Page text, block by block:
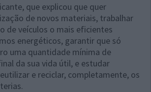
que explicou que quer
de novos materiais, trabalhar
de veículos o mais eficientes
energéticos, garantir que só
uma quantidade mínima de
da sua vida útil, e estudar
e reciclar, completamente, os